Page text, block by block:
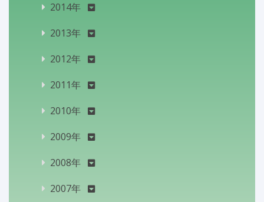
2014年
2013年
2012年
2011年
2010年
2009年
2008年
2007年